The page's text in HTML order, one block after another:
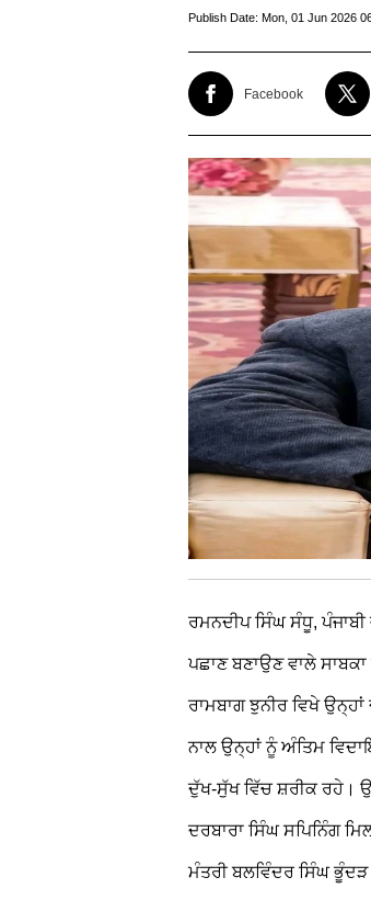
Publish Date: Mon, 01 Jun 2026
Facebook
ਰਮਨਦੀਪ ਸਿੰਘ ਸੰਧੂ,
ਪਛਾਣ ਬਣਾਉਣ ਵਾਲੇ
ਰਾਮਬਾਗ ਝੁਨੀਰ ਵਿਖੇ
ਨਾਲ ਉਨ੍ਹਾਂ ਨੂੰ ਅੰਤਿਮ
ਦੁੱਖ-ਸੁੱਖ ਵਿੱਚ ਸ਼ਰੀਕ ਰਹੇ।
ਦਰਬਾਰਾ ਸਿੰਘ ਸਪਿਨਿੰਗ
ਮੰਤਰੀ ਬਲਵਿੰਦਰ ਸਿੰਘ